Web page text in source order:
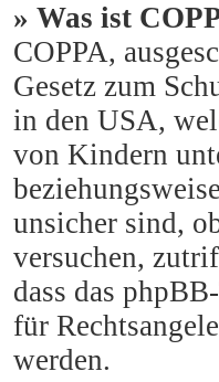
» Was ist
COPPA,
Gesetz zum
in den USA,
von Kindern
unsicher sind,
versuchen,
dass das
für
werden.